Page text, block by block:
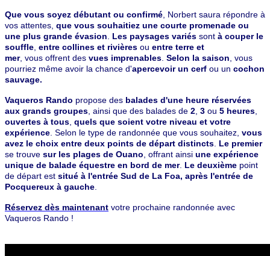
Que vous soyez débutant ou confirmé , Norbert saura répondre à
vos attentes, que vous souhaitiez une courte promenade ou
une plus grande évasion
Les paysages variés sont à couper le
souffle entre collines et rivières ou entre terre et
mer, vous offrent des vues imprenables Selon la saison , vous
pourriez même avoir la chance d'apercevoir un cerf ou un cochon
sauvage.
Vaqueros Rando propose des balades d'une heure réservées
aux grands groupes , ainsi que des balades de 2 3 ou 5 heures
ouvertes à tous quels que soient votre niveau et votre
expérience . Selon le type de randonnée que vous souhaitez, vous
avez le choix entre deux points de départ distincts Le premier
se trouve sur les plages de Ouano , offrant ainsi une expérience
unique de balade équestre en bord de mer. Le deuxième point
de départ est situé à l'entrée Sud de La Foa, après l'entrée de
Pocquereux à gauche
Réservez dès maintenant votre prochaine randonnée avec
Vaqueros Rando !